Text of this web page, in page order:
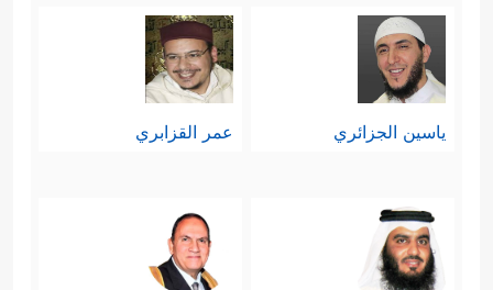
ياسين الجزائري عمر القزابري